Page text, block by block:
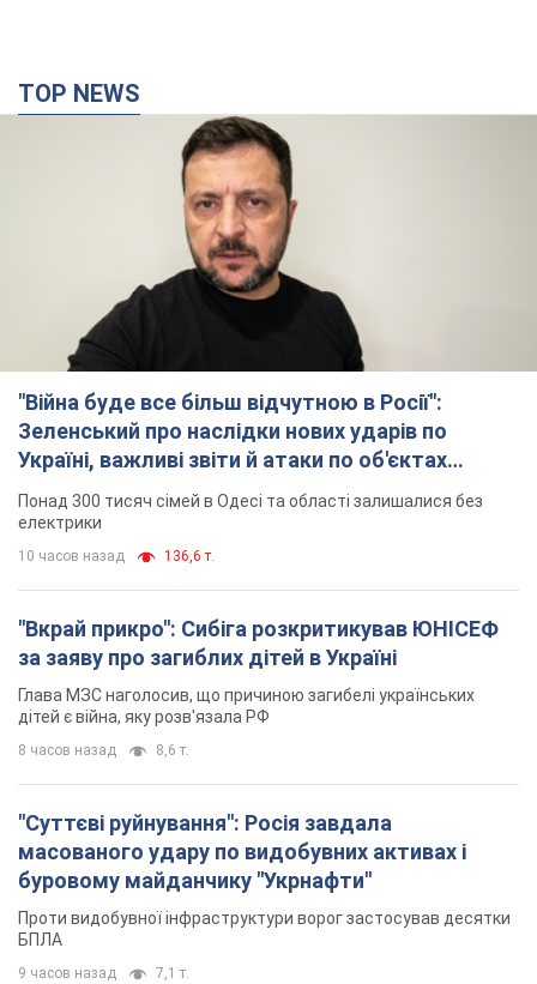
TOP NEWS
"Війна буде все більш відчутною в Росії":
Зеленський про наслідки нових ударів по
Україні, важливі звіти й атаки по об'єктах
ворога. Відео
Понад 300 тисяч сімей в Одесі та області залишалися без
електрики
10 часов назад 136,6 т.
"Вкрай прикро": Сибіга розкритикував ЮНІСЕФ
за заяву про загиблих дітей в Україні
Глава МЗС наголосив, що причиною загибелі українських
дітей є війна, яку розв'язала РФ
8 часов назад 8,6 т.
"Суттєві руйнування": Росія завдала
масованого удару по видобувних активах і
буровому майданчику "Укрнафти"
Проти видобувної інфраструктури ворог застосував десятки
БПЛА
9 часов назад 7,1 т.